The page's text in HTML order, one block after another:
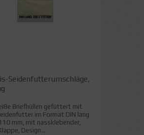
Seidenfutterumschläge,
Briefhüllen gefüttert mit
im Format DIN lang
mm, mit nassklebender,
Design...